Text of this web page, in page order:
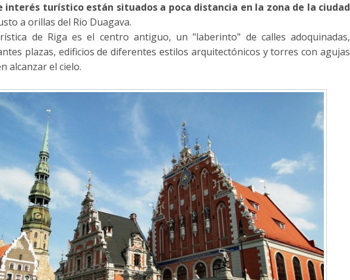
interés turístico están situados a poca distancia en la zona de la ciudad
a orillas del Rio Duagava.
de Riga es el centro antiguo, un "laberinto" de calles adoquinadas,
plazas, edificios de diferentes estilos arquitectónicos y torres con agujas
alcanzar el cielo.